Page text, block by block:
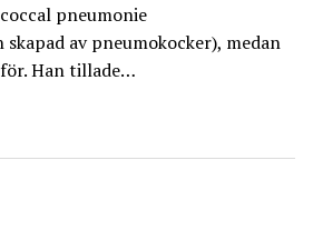
pneumonie
av pneumokocker), medan
Han tillade…